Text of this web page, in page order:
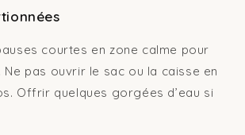
courtes en zone calme pour
Ne pas ouvrir le sac ou la caisse en
Offrir quelques gorgées d’eau si